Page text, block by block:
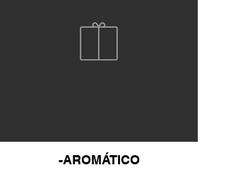
-AROMÁTICO